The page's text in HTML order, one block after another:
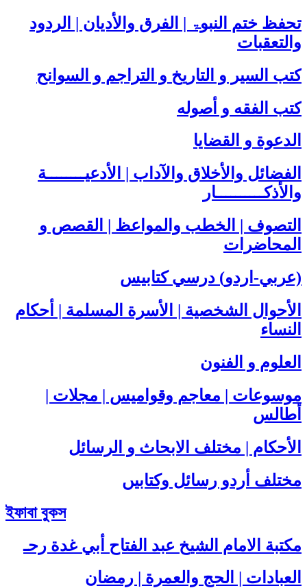
تحفظ ختم النبوۃ | الفرق والأديان | الردود
والتعقبات
كتب السير و التاريخ و التراجم و السوانح
كتب الفقه و أصوله
الدعوة و القضايا
الفضائل والأخلاق والآداب | الأدعيــــــــة
والأذكــــــــــار
التصوف | الخطب والمواعظ | القصص و
المحاضرات
(عربي-اردو) درسي كتابيس
الأحوال الشخصية | الأسرة المسلمة | أحكام
النساء
العلوم و الفنون
موسوعات | معاجم وقواميس | مجلات |
أطالس
الأحكام | مختلف الابحاث و الرسائل
مختلف أردو رسائل وکتابیں
ইফাবা বুকস
مكتبة الامام الشيخ عبد الفتاح أبي غدة رحـ
العبادات | الحج والعمرة | رمضان